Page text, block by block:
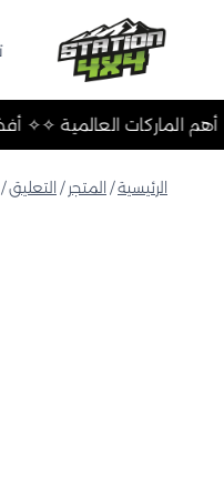
✧ أهم الماركاتوالتخييم ✧
الرئيسية/ المتجر / التعليق/